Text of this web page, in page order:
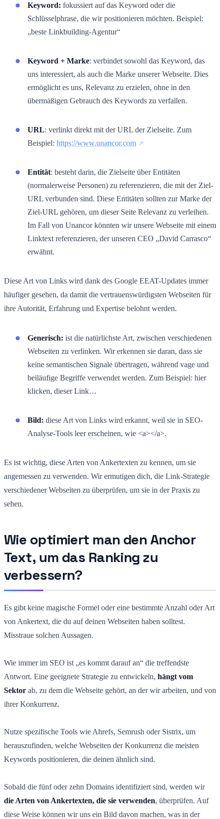
Keyword: fokussiert auf das Keyword oder die
Schlüsselphrase, die wir positionieren möchten. Beispiel:
„beste Linkbuilding-Agentur“
Keyword + Marke: verbindet sowohl das Keyword, das
uns interessiert, als auch die Marke unserer Webseite. Dies
ermöglicht es uns, Relevanz zu erzielen, ohne in den
übermäßigen Gebrauch des Keywords zu verfallen.
URL: verlinkt direkt mit der URL der Zielseite. Zum
Beispiel: https://www.unancor.com
Entität: besteht darin, die Zielseite über Entitäten
(normalerweise Personen) zu referenzieren, die mit der Ziel-
URL verbunden sind. Diese Entitäten sollten zur Marke der
Ziel-URL gehören, um dieser Seite Relevanz zu verleihen.
Im Fall von Unancor könnten wir unsere Webseite mit einem
Linktext referenzieren, der unseren CEO „David Carrasco“
erwähnt.
Diese Art von Links wird dank des Google EEAT-Updates immer
häufiger gesehen, da damit die vertrauenswürdigsten Webseiten für
ihre Autorität, Erfahrung und Expertise belohnt werden.
Generisch: ist die natürlichste Art, zwischen verschiedenen
Webseiten zu verlinken. Wir erkennen sie daran, dass sie
keine semantischen Signale übertragen, während vage und
beiläufige Begriffe verwendet werden. Zum Beispiel: hier
klicken, dieser Link…
Bild: diese Art von Links wird erkannt, weil sie in SEO-
Analyse-Tools leer erscheinen, wie <a></a>.
Es ist wichtig, diese Arten von Ankertexten zu kennen, um sie
angemessen zu verwenden. Wir ermutigen dich, die Link-Strategie
verschiedener Webseiten zu überprüfen, um sie in der Praxis zu
sehen.
Wie optimiert man den Anchor
Text, um das Ranking zu
verbessern?
Es gibt keine magische Formel oder eine bestimmte Anzahl oder Art
von Ankertext, die du auf deinen Webseiten haben solltest.
Misstraue solchen Aussagen.
Wie immer im SEO ist „es kommt darauf an“ die treffendste
Antwort. Eine geeignete Strategie zu entwickeln, hängt vom
Sektor ab, zu dem die Webseite gehört, an der wir arbeiten, und von
ihrer Konkurrenz.
Nutze spezifische Tools wie Ahrefs, Semrush oder Sistrix, um
herauszufinden, welche Webseiten der Konkurrenz die meisten
Keywords positionieren, die deinen ähnlich sind.
Sobald die fünf oder zehn Domains identifiziert sind, werden wir
die Arten von Ankertexten, die sie verwenden, überprüfen. Auf
diese Weise können wir uns ein Bild davon machen, was in der